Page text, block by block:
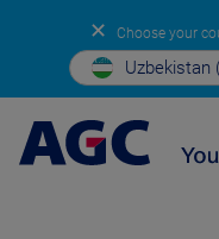
✕ Choose your
Uzbekistan